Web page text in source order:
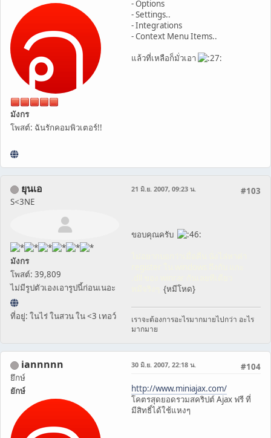
มังกร
โพสต์: ฉันรักคอมพิวเตอร์!!
- Options
- Settings..
- Integrations
- Context Menu Items..
แล้วที่เหลือก็มั่วเอา
ยุนเอ
S<3NE
มังกร
โพสต์: 39,809
ไม่มีรูปตัวเองเอารูปนี้ก่อนเนอะ
ที่อยู่: ในไร่ ในสวน ใน <3 เทอว์
#103
21 มิ.ย. 2007, 09:23 น.
ขอบคุณครับ
{หมีโหด}
เราจะต้องการอะไรมากมายไปกว่า อะไร
มากมาย
iannnnn
ยึกษ์
ยักษ์
#104
30 มิ.ย. 2007, 22:18 น.
http://www.miniajax.com/
โคตรสุดยอดรวมสคริปต์ Ajax ฟรี ที่
มีสิทธิ์ได้ใช้แหงๆ